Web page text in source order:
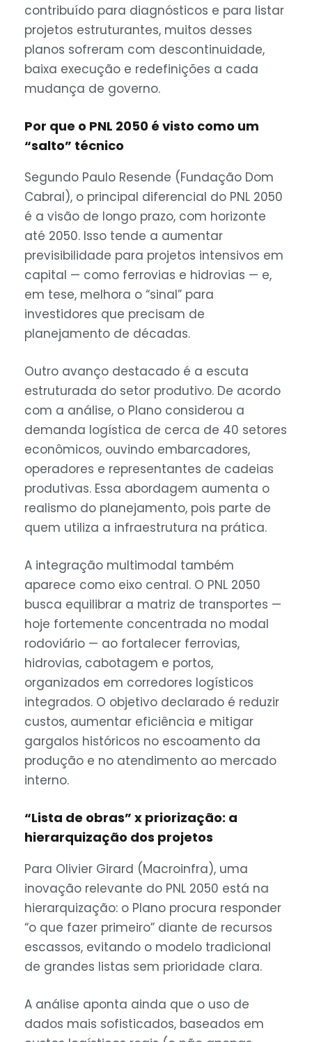
contribuído para diagnósticos e para listar
projetos estruturantes, muitos desses
planos sofreram com descontinuidade,
baixa execução e redefinições a cada
mudança de governo.
Por que o PNL 2050 é visto como um
“salto” técnico
Segundo Paulo Resende (Fundação Dom
Cabral), o principal diferencial do PNL 2050
é a visão de longo prazo, com horizonte
até 2050. Isso tende a aumentar
previsibilidade para projetos intensivos em
capital — como ferrovias e hidrovias — e,
em tese, melhora o “sinal” para
investidores que precisam de
planejamento de décadas.
Outro avanço destacado é a escuta
estruturada do setor produtivo. De acordo
com a análise, o Plano considerou a
demanda logística de cerca de 40 setores
econômicos, ouvindo embarcadores,
operadores e representantes de cadeias
produtivas. Essa abordagem aumenta o
realismo do planejamento, pois parte de
quem utiliza a infraestrutura na prática.
A integração multimodal também
aparece como eixo central. O PNL 2050
busca equilibrar a matriz de transportes —
hoje fortemente concentrada no modal
rodoviário — ao fortalecer ferrovias,
hidrovias, cabotagem e portos,
organizados em corredores logísticos
integrados. O objetivo declarado é reduzir
custos, aumentar eficiência e mitigar
gargalos históricos no escoamento da
produção e no atendimento ao mercado
interno.
“Lista de obras” x priorização: a
hierarquização dos projetos
Para Olivier Girard (Macroinfra), uma
inovação relevante do PNL 2050 está na
hierarquização: o Plano procura responder
“o que fazer primeiro” diante de recursos
escassos, evitando o modelo tradicional
de grandes listas sem prioridade clara.
A análise aponta ainda que o uso de
dados mais sofisticados, baseados em